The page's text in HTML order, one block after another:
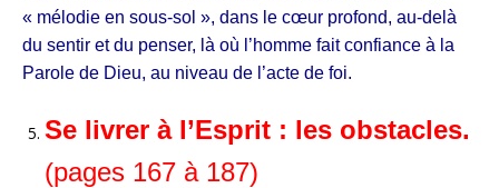
« mélodie en sous-sol », dans le cœur profond, au-delà
du sentir et du penser, là où l’homme fait confiance à la
Parole de Dieu, au niveau de l’acte de foi.
Se livrer à l’Esprit : les obstacles.
(pages 167 à 187)